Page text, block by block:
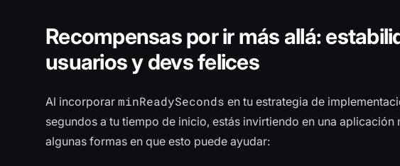
Recompensas por ir más allá:
usuarios y devs felices
Al incorporar minReadySeconds en tu estrategia de
segundos a tu tiempo de inicio, estás invirtiendo en una
algunas formas en que esto puede ayudar: